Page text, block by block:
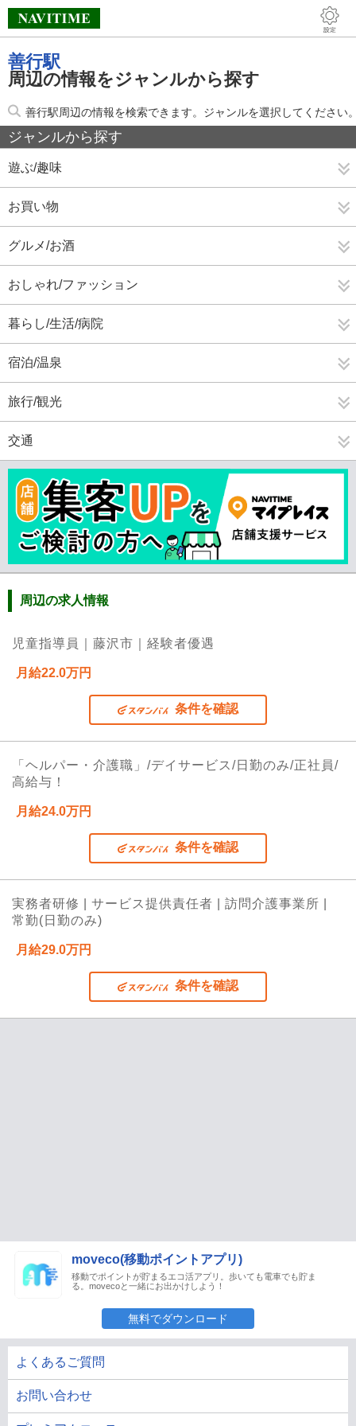
善行駅
周辺の情報をジャンルから探す
善行駅周辺の情報を検索できます。ジャンルを選択してください
ジャンルから探す
遊ぶ/趣味
お買い物
グルメ/お酒
おしゃれ/ファッション
暮らし/生活/病院
宿泊/温泉
旅行/観光
交通
周辺の求人情報
児童指導員｜藤沢市｜経験者優遇
月給22.0万円
条件を確認
「ヘルパー・介護職」/デイサービス/日勤のみ/正社員/
高給与！
月給24.0万円
条件を確認
実務者研修 | サービス提供責任者 | 訪問介護事業所 |
常勤(日勤のみ)
月給29.0万円
条件を確認
moveco(移動ポイントアプリ)
移動でポイントが貯まるエコ活アプリ。歩いても電車でも貯ま
る。movecoと一緒にお出かけしよう！
無料でダウンロード
よくあるご質問
お問い合わせ